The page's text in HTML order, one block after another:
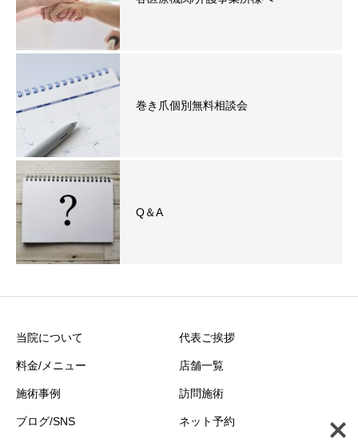
巻き爪個別無料相談会
Q＆A
当院について 代表ご挨拶
料金/メニュー 店舗一覧
施術事例 訪問施術
ブログ/SNS ネット予約